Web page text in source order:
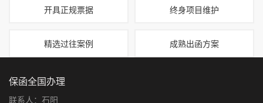
开具正规票据 终身项目维护
精选过往案例 成熟出函方案
保函全国办理
联系人：石阳